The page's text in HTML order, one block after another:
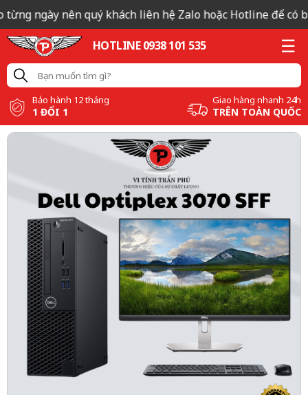
ngày nên quý khách liên hệ Zalo hoặc Hotline để có
HOTLINE 0938 101 535
Bảo hành 12 tháng
1 ĐỔI 1
Giao hàng nhanh 24h
TRÊN TOÀN QUỐC